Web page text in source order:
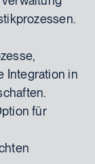
Integration in
für